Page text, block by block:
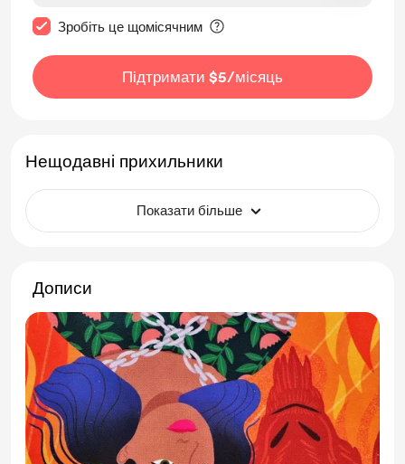
Зробіть це щомісячним
Підтримати $5/місяць
Нещодавні прихильники
Показати більше
Дописи